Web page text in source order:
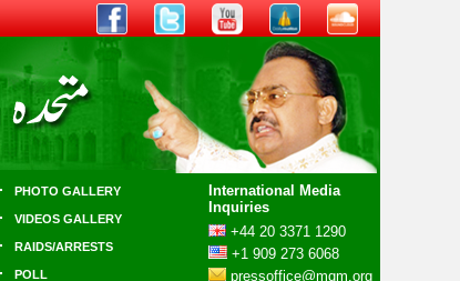
PHOTO GALLERY
International Media
Inquiries
+44 20 3371 1290
+1 909 273 6068
pressoffice@mqm.org
VIDEOS GALLERY
RAIDS/ARRESTS
POLL